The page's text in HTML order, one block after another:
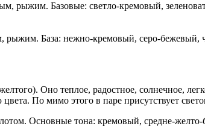
рыжим. Базовые: светло-кремовый,
База: нежно-кремовый, серо-бежевый,
Оно теплое, радостное, солнечное,
По мимо этого в паре присутствует
Основные тона: кремовый, средне-